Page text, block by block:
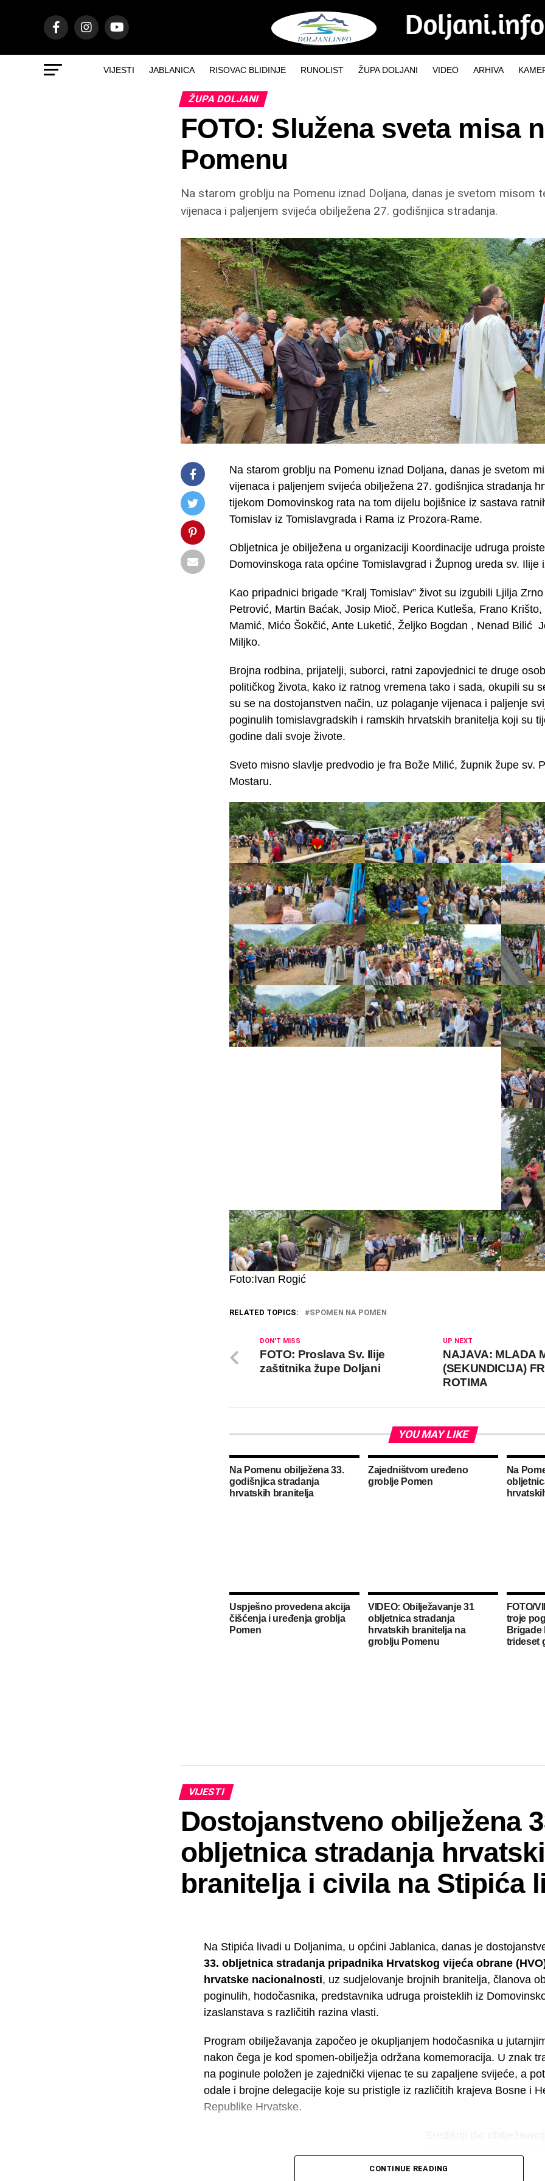
VIJESTI JABLANICA RISOVAC BLIDINJE RUNOLIST ŽUPA DOLJANI VIDEO ARHIVA
ŽUPA DOLJANI
FOTO: Služena sveta misa
Pomenu
Na starom groblju na Pomenu iznad Doljana, danas je svetom misom
vijenaca i paljenjem svijeća obilježena 27. godišnjica stradanja.
Na starom groblju na Pomenu iznad Doljana, danas je svetom
vijenaca i paljenjem svijeća obilježena 27. godišnjica stradanja
tijekom Domovinskog rata na tom dijelu bojišnice iz sastava
Tomislav iz Tomislavgrada i Rama iz Prozora-Rame.
Obljetnica je obilježena u organizaciji Koordinacije udruga
Domovinskoga rata općine Tomislavgrad i Župnog ureda sv. Ilije
Kao pripadnici brigade “Kralj Tomislav” život su izgubili Ljilja
Petrović, Martin Baćak, Josip Mioč, Perica Kutleša, Frano
Mamić, Mićo Šokčić, Ante Luketić, Željko Bogdan , Nenad Bilić
Miljko.
Brojna rodbina, prijatelji, suborci, ratni zapovjednici te druge
političkog života, kako iz ratnog vremena tako i sada, okupili su
su se na dostojanstven način, uz polaganje vijenaca i paljenje
poginulih tomislavgradskih i ramskih hrvatskih branitelja koji su
godine dali svoje živote.
Sveto misno slavlje predvodio je fra Bože Milić, župnik župe sv.
Mostaru.
Foto:Ivan Rogić
RELATED TOPICS: SPOMEN NA POMEN
UP NEXT
NAJAVA: MLADA
(SEKUNDICIJA)
ROTIMA
DON'T MISS
FOTO: Proslava Sv. Ilije
zaštitnika župe Doljani
YOU MAY LIKE
Na Pomenu obilježena 33.
godišnjica stradanja
hrvatskih branitelja
Zajedništvom uređeno
groblje Pomen
Na
Uspješno provedena akcija
čišćenja i uređenja groblja
Pomen
VIDEO: Obilježavanje 31
obljetnica stradanja
hrvatskih branitelja na
groblju Pomenu
FOTO/
troje
Brigade
trideset
VIJESTI
Dostojanstveno obilježena
obljetnica stradanja
branitelja i civila na Stipića
Na Stipića livadi u Doljanima, u općini Jablanica, danas je
33. obljetnica stradanja pripadnika Hrvatskog vijeća obrane
hrvatske nacionalnosti, uz sudjelovanje brojnih branitelja, članova
poginulih, hodočasnika, predstavnika udruga proisteklih iz
izaslanstava s različitih razina vlasti.
Program obilježavanja započeo je okupljanjem hodočasnika u
nakon čega je kod spomen-obilježja održana komemoracija. U znak
na poginule položen je zajednički vijenac te su zapaljene svijeće, a
odale i brojne delegacije koje su pristigle iz različitih krajeva Bosne i
Republike Hrvatske.
poginule hrvatske
CONTINUE READING